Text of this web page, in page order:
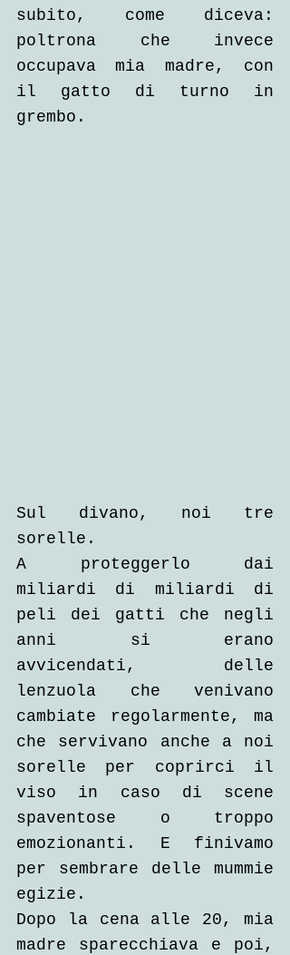
subito, come diceva:
poltrona che invece
occupava mia madre, con
il gatto di turno in
grembo.
Sul divano, noi tre
sorelle.
A proteggerlo dai
miliardi di miliardi di
peli dei gatti che negli
anni si erano
avvicendati, delle
lenzuola che venivano
cambiate regolarmente, ma
che servivano anche a noi
sorelle per coprirci il
viso in caso di scene
spaventose o troppo
emozionanti. E finivamo
per sembrare delle mummie
egizie.
Dopo la cena alle 20, mia
madre sparecchiava e poi,